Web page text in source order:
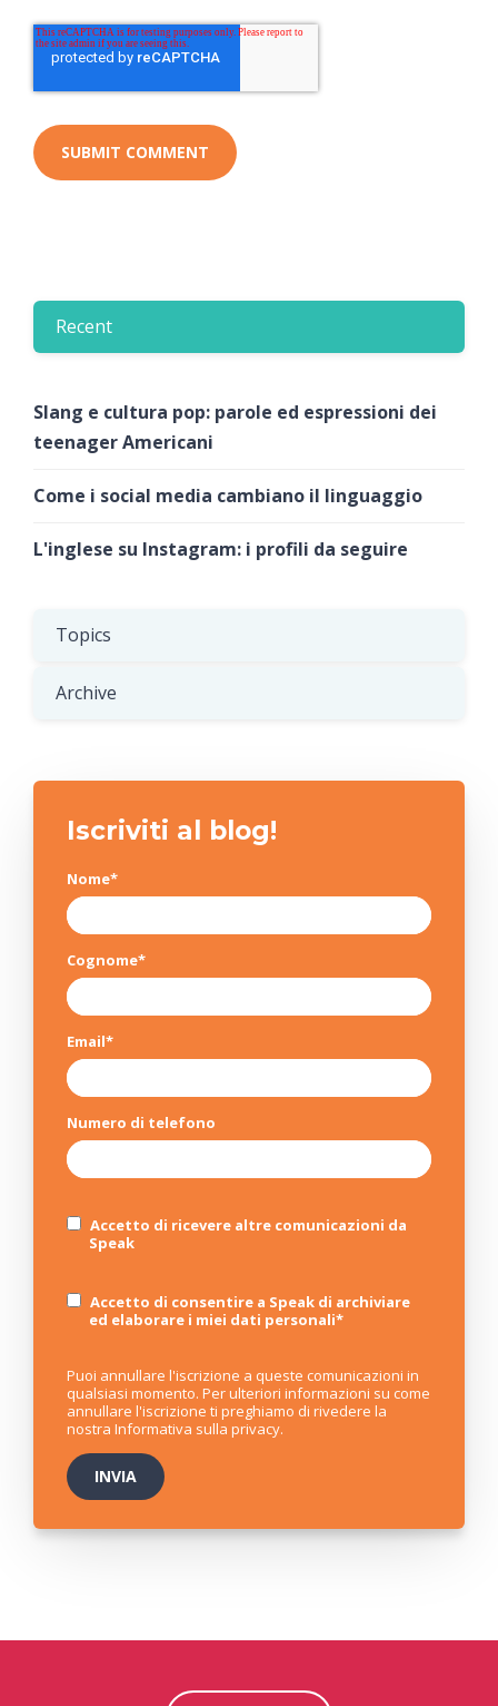
Recent
Slang e cultura pop: parole ed espressioni dei
teenager Americani
Come i social media cambiano il linguaggio
L'inglese su Instagram: i profili da seguire
Topics
Archive
Iscriviti al blog!
Nome*
Cognome*
Email*
Numero di telefono
Accetto di ricevere altre comunicazioni da
Speak
Accetto di consentire a Speak di archiviare
ed elaborare i miei dati personali*
Puoi annullare l'iscrizione a queste comunicazioni in
qualsiasi momento. Per ulteriori informazioni su come
annullare l'iscrizione ti preghiamo di rivedere la
nostra Informativa sulla privacy.